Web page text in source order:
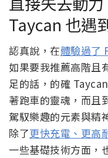
Taycan 也遇
認真說，在體驗過了
如果要我推薦高階且
足的話，的確
著跑車的靈魂，而且
駕馭樂趣的元素與精
除了更快充電、更高
一些基礎技術方面，